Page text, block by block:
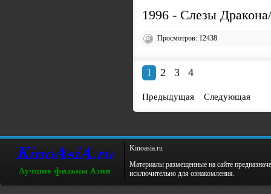
1996 - Слезы
Просмотров: 12438
1 2 3 4
Предыдущая Следующая
Kinoаsiа.ru
Материалы размещенные на сайте
исключительно для ознакомления.